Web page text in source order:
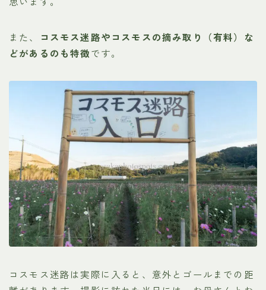
また、
コスモス迷路やコスモスの摘み取り（有料）な
どがあるのも特徴です。
コスモス迷路は実際に入ると、意外とゴールまでの距